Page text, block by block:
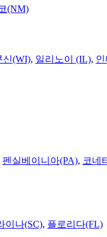
(NM)
신(WI), 일리노이 (IL),
펜실베이니아(PA), 코네
이나(SC), 플로리다(FL)